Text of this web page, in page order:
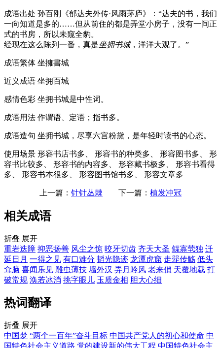
成语出处 孙百刚《郁达夫外传·风雨茅庐》：“达夫的书，我们
一向知道是多的……但从前住的都是弄堂小房子，没有一间正
式的书房，所以未窥全豹。
经现在这么陈列一番，真是坐拥书城，洋洋大观了。”
成语繁体 坐擁書城
近义成语 坐拥百城
感情色彩 坐拥书城是中性词。
成语用法 作谓语、定语；指书多。
成语造句 坐拥书城，尽享六宫粉黛，是年轻时读书的心态。
使用场景 形容书店书多、 形容书的种类多、 形容图书多、 形
容书比较多、 形容书的内容多、 形容藏书极多、 形容书看得
多、 形容书本很多、 形容图书馆书多、 形容文章多
上一篇： 针针丛棘 下一篇： 植发冲冠
相关成语
折叠 展开
重岩迭障 抑恶扬善 风尘之惊 咬牙切齿 齐天大圣 鳏寡茕独 迁
延日月 一得之见 有口难分 韬光隐迹 龙潭虎窟 走斝传觞 低头
耷脑 喜闻乐见 雕虫薄技 墙外汉 弄月吟风 老来俏 天覆地载 打
破常规 涣若冰消 挑字眼儿 玉质金相 胆大心细
热词翻译
折叠 展开
中国梦 “两个一百年”奋斗目标 中国共产党人的初心和使命 中
国特色社会主义道路 党的建设新的伟大工程 中国特色社会主